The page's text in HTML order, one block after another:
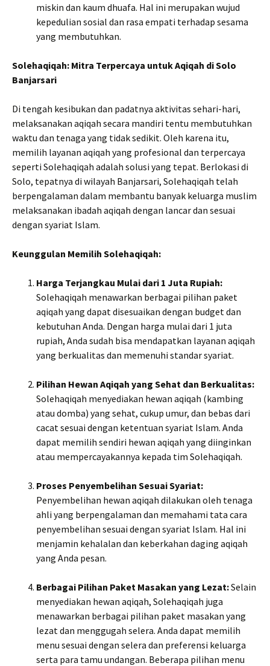
miskin dan kaum dhuafa. Hal ini merupakan wujud
kepedulian sosial dan rasa empati terhadap sesama
yang membutuhkan.
Solehaqiqah: Mitra Terpercaya untuk Aqiqah di Solo
Banjarsari
Di tengah kesibukan dan padatnya aktivitas sehari-hari,
melaksanakan aqiqah secara mandiri tentu membutuhkan
waktu dan tenaga yang tidak sedikit. Oleh karena itu,
memilih layanan aqiqah yang profesional dan terpercaya
seperti Solehaqiqah adalah solusi yang tepat. Berlokasi di
Solo, tepatnya di wilayah Banjarsari, Solehaqiqah telah
berpengalaman dalam membantu banyak keluarga muslim
melaksanakan ibadah aqiqah dengan lancar dan sesuai
dengan syariat Islam.
Keunggulan Memilih Solehaqiqah:
Harga Terjangkau Mulai dari 1 Juta Rupiah:
Solehaqiqah menawarkan berbagai pilihan paket
aqiqah yang dapat disesuaikan dengan budget dan
kebutuhan Anda. Dengan harga mulai dari 1 juta
rupiah, Anda sudah bisa mendapatkan layanan aqiqah
yang berkualitas dan memenuhi standar syariat.
Pilihan Hewan Aqiqah yang Sehat dan Berkualitas:
Solehaqiqah menyediakan hewan aqiqah (kambing
atau domba) yang sehat, cukup umur, dan bebas dari
cacat sesuai dengan ketentuan syariat Islam. Anda
dapat memilih sendiri hewan aqiqah yang diinginkan
atau mempercayakannya kepada tim Solehaqiqah.
Proses Penyembelihan Sesuai Syariat:
Penyembelihan hewan aqiqah dilakukan oleh tenaga
ahli yang berpengalaman dan memahami tata cara
penyembelihan sesuai dengan syariat Islam. Hal ini
menjamin kehalalan dan keberkahan daging aqiqah
yang Anda pesan.
Berbagai Pilihan Paket Masakan yang Lezat:Selain
menyediakan hewan aqiqah, Solehaqiqah juga
menawarkan berbagai pilihan paket masakan yang
lezat dan menggugah selera. Anda dapat memilih
menu sesuai dengan selera dan preferensi keluarga
serta para tamu undangan. Beberapa pilihan menu